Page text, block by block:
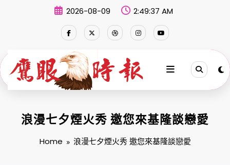
2026-08-09 2:49:38 AM
浪漫七夕煙火秀 邀您來基隆談戀愛
Home 浪漫七夕煙火秀 邀您來基隆談戀愛